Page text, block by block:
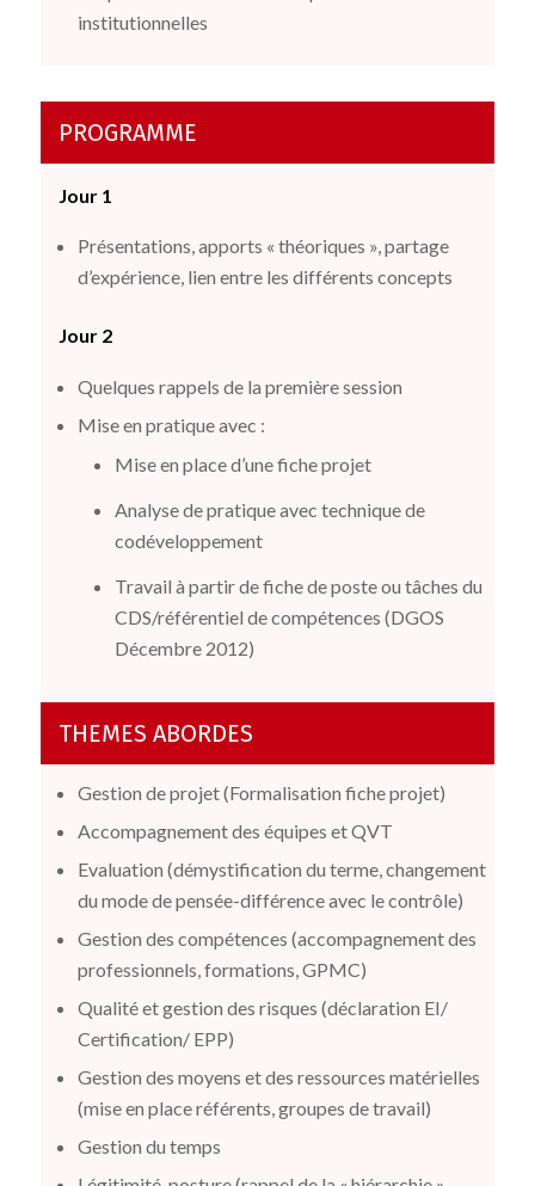
institutionnelles
PROGRAMME
Jour 1
Présentations, apports « théoriques », partage
d’expérience, lien entre les différents concepts
Jour 2
Quelques rappels de la première session
Mise en pratique avec :
Mise en place d’une fiche projet
Analyse de pratique avec technique de
codéveloppement
Travail à partir de fiche de poste ou tâches du
CDS/référentiel de compétences (DGOS
Décembre 2012)
THEMES ABORDES
Gestion de projet (Formalisation fiche projet)
Accompagnement des équipes et QVT
Evaluation (démystification du terme, changement
du mode de pensée-différence avec le contrôle)
Gestion des compétences (accompagnement des
professionnels, formations, GPMC)
Qualité et gestion des risques (déclaration EI/
Certification/ EPP)
Gestion des moyens et des ressources matérielles
(mise en place référents, groupes de travail)
Gestion du temps